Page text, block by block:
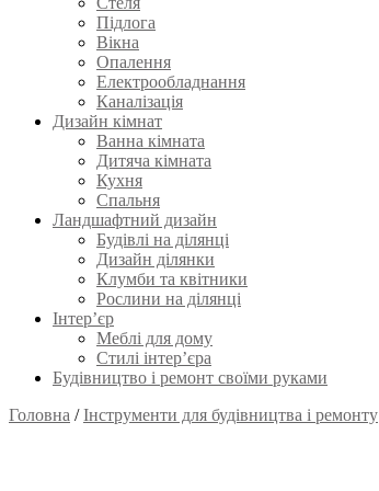
Підлога
Вікна
Опалення
Електрообладнання
Каналізація
Дизайн кімнат
Ванна кімната
Дитяча кімната
Кухня
Спальня
Ландшафтний дизайн
Будівлі на ділянці
Дизайн ділянки
Клумби та квітники
Рослини на ділянці
Інтер’єр
Меблі для дому
Стилі інтер’єра
Будівництво і ремонт своїми руками
Головна /Інструменти для будівництва і ремонту